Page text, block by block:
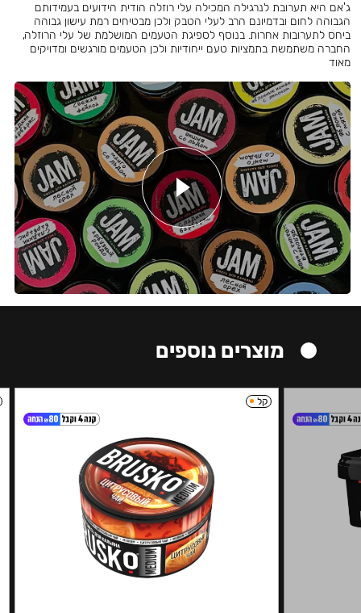
ג'אם היא תערובת לנרגילה המכילה עלי רוזלה הודית הידועים בעמידותם
הגבוהה לחום ובדמיונם הרב לעלי הטבק ולכן מבטיחים רמת עישון גבוהה
ביחס לתערובות אחרות. בנוסף לספיגת הטעמים המושלמת של עלי הרוזלה,
החברה משתמשת בתמציות טעם ייחודיות ולכן הטעמים מורגשים ומדויקים
מאוד
מוצרים נוספים
קל